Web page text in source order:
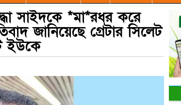
সাইদকে *মা*রধর করে
জানিয়েছে গ্রেটার সিলেট
ইউকে